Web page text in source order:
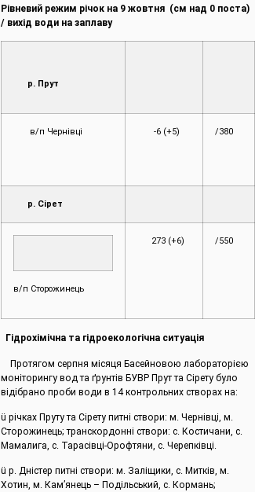
Рівневий режим річок на 9 жовтня (см над 0 поста)
/ вихід води на заплаву
р. Прут
в/п Чернівці -6 (+5) /380
р. Сірет
в/п Сторожинець
273 (+6) /550
Гідрохімічна та гідроекологічна ситуація
Протягом серпня місяця Басейновою лабораторією
моніторингу вод та ґрунтів БУВР Прут та Сірету було
відібрано проби води в 14 контрольних створах на:
ü річках Пруту та Сірету питні створи: м. Чернівці, м.
Сторожинець; транскордонні створи: с. Костичани, с.
Мамалига, с. Тарасівці-Орофтяни, с. Черепківці.
ü р. Дністер питні створи: м. Заліщики, с. Митків, м.
Хотин, м. Кам’янець – Подільський, с. Кормань;